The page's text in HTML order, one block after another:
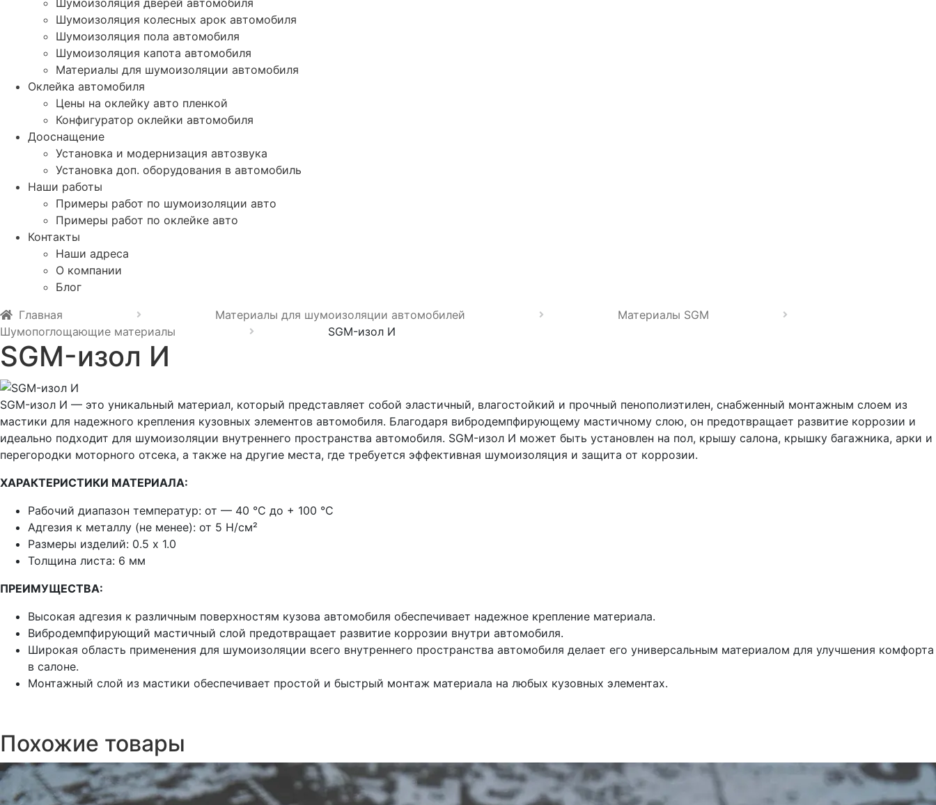
Шумоизоляция колесных арок автомобиля
Шумоизоляция пола автомобиля
Шумоизоляция капота автомобиля
Материалы для шумоизоляции автомобиля
Оклейка автомобиля
Цены на оклейку авто пленкой
Конфигуратор оклейки автомобиля
Дооснащение
Установка и модернизация автозвука
Установка доп. оборудования в автомобиль
Наши работы
Примеры работ по шумоизоляции авто
Примеры работ по оклейке авто
Контакты
Наши адреса
О компании
Блог
Главная
Материалы для шумоизоляции автомобилей
Материалы SGM
Шумопоглощающие материалы
SGM-изол И
SGM-изол И
SGM-изол И — это уникальный материал, который представляет собой эластичный, влагостойкий и прочный пенополиэтилен, снабженный монтажным слоем из
мастики для надежного крепления кузовных элементов автомобиля. Благодаря вибродемпфирующему мастичному слою, он предотвращает развитие коррозии и
идеально подходит для шумоизоляции внутреннего пространства автомобиля. SGM-изол И может быть установлен на пол, крышу салона, крышку багажника, арки и
перегородки моторного отсека, а также на другие места, где требуется эффективная шумоизоляция и защита от коррозии.
ХАРАКТЕРИСТИКИ МАТЕРИАЛА:
Рабочий диапазон температур: от — 40 °C до + 100 °C
Адгезия к металлу (не менее): от 5 Н/см²
Размеры изделий: 0.5 х 1.0
Толщина листа: 6 мм
ПРЕИМУЩЕСТВА:
Высокая адгезия к различным поверхностям кузова автомобиля обеспечивает надежное крепление материала.
Вибродемпфирующий мастичный слой предотвращает развитие коррозии внутри автомобиля.
Широкая область применения для шумоизоляции всего внутреннего пространства автомобиля делает его универсальным материалом для улучшения комфорта
в салоне.
Монтажный слой из мастики обеспечивает простой и быстрый монтаж материала на любых кузовных элементах.
Похожие товары